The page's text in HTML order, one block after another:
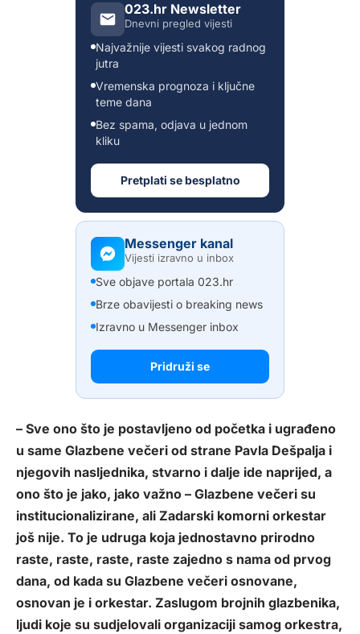
023.hr Newsletter
Dnevni pregled vijesti
Najvažnije vijesti svakog radnog
jutra
Vremenska prognoza i ključne
teme dana
Bez spama, odjava u jednom
kliku
Pretplati se besplatno
Messenger kanal
Vijesti izravno u inbox
Sve objave portala 023.hr
Brze obavijesti o breaking news
Izravno u Messenger inbox
Pridruži se
– Sve ono što je postavljeno od početka i ugrađeno
u same Glazbene večeri od strane Pavla Dešpalja i
njegovih nasljednika, stvarno i dalje ide naprijed, a
ono što je jako, jako važno – Glazbene večeri su
institucionalizirane, ali Zadarski komorni orkestar
još nije. To je udruga koja jednostavno prirodno
raste, raste, raste, raste zajedno s nama od prvog
dana, od kada su Glazbene večeri osnovane,
osnovan je i orkestar. Zaslugom brojnih glazbenika,
ljudi koje su sudjelovali organizaciji samog orkestra,